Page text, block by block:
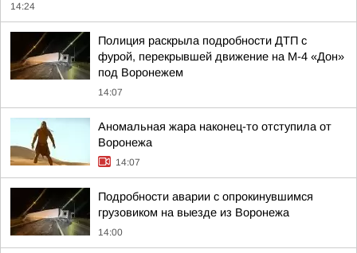
14:24
Полиция раскрыла подробности ДТП с
фурой, перекрывшей движение на М-4 «Дон»
под Воронежем
14:07
Аномальная жара наконец-то отступила от
Воронежа
14:07
Подробности аварии с опрокинувшимся
грузовиком на выезде из Воронежа
14:00